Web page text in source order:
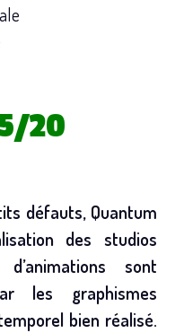
20
défauts, Quantum
des studios
sont
les graphismes
bien réalisé.